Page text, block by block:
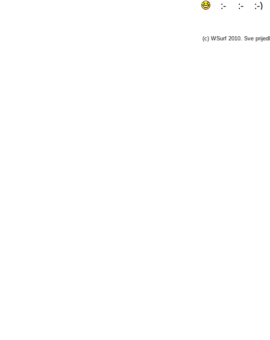
(c) WSurf 2010. Sve